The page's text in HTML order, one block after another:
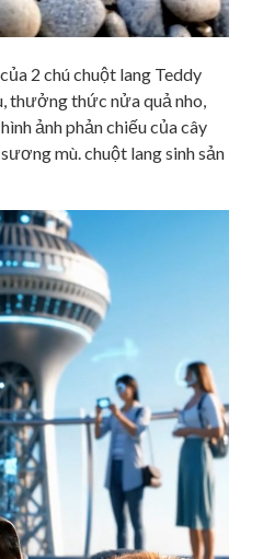
2 chú chuột lang Teddy
thưởng thức nửa quả nho,
ảnh phản chiếu của cây
mù. chuột lang sinh sản